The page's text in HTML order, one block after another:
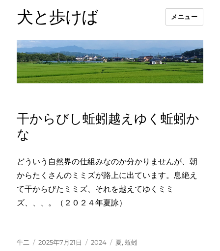
犬と歩けば メニュー
干からびし蚯蚓越えゆく蚯蚓か
な
どういう自然界の仕組みなのか分かりませんが、朝
からたくさんのミミズが路上に出ています。息絶え
て干からびたミミズ、それを越えてゆくミミ
ズ、、、。（２０２４年夏詠）
投
牛二
投
2025年7月21日
カ
2024
タ
夏,蚯蚓